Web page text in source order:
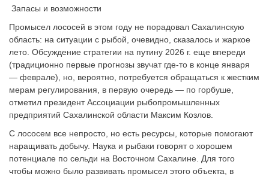
Запасы и возможности
Промысел лососей в этом году не порадовал Сахалинскую
область: на ситуации с рыбой, очевидно, сказалось и жаркое
лето. Обсуждение стратегии на путину 2026 г. еще впереди
(традиционно первые прогнозы звучат где-то в конце января
— феврале), но, вероятно, потребуется обращаться к жестким
мерам регулирования, в первую очередь — по горбуше,
отметил президент Ассоциации рыбопромышленных
предприятий Сахалинской области Максим Козлов.
С лососем все непросто, но есть ресурсы, которые помогают
наращивать добычу. Наука и рыбаки говорят о хорошем
потенциале по сельди на Восточном Сахалине. Для того
чтобы можно было развивать промысел этого объекта, в